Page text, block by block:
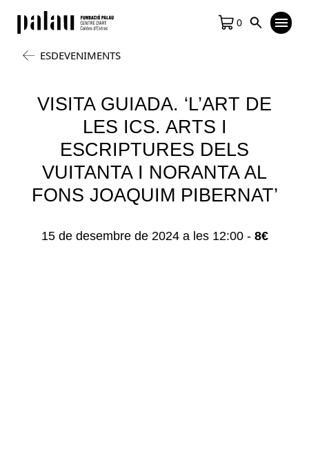
0
ESDEVENIMENTS
VISITA GUIADA. ‘L’ART DE
LES ICS. ARTS I
ESCRIPTURES DELS
VUITANTA I NORANTA AL
FONS JOAQUIM PIBERNAT’
15 de desembre de 2024 a les 12:00 - 8€